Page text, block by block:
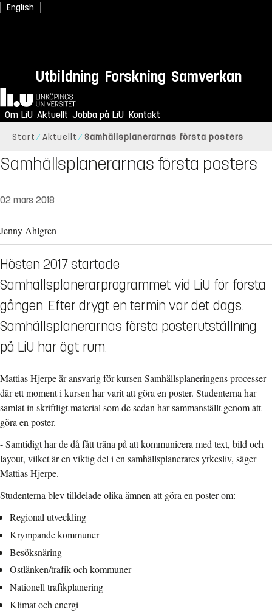
English
Utbildning Forskning Samverkan
Hem
Om LiU Aktuellt Jobba på LiU Kontakt
Start Aktuellt Samhällsplanerarnas första posters
Samhällsplanerarnas första posters
02 mars 2018
Jenny Ahlgren
Hösten 2017 startade
Samhällsplanerarprogrammet vid LiU för första
gången. Efter drygt en termin var det dags.
Samhällsplanerarnas första posterutställning
på LiU har ägt rum.
Mattias Hjerpe är ansvarig för kursen Samhällsplaneringens processer
där ett moment i kursen har varit att göra en poster. Studenterna har
samlat in skriftligt material som de sedan har sammanställt genom att
göra en poster.
- Samtidigt har de då fått träna på att kommunicera med text, bild och
layout, vilket är en viktig del i en samhällsplanerares yrkesliv, säger
Mattias Hjerpe.
Studenterna blev tilldelade olika ämnen att göra en poster om:
Regional utveckling
Krympande kommuner
Besöksnäring
Ostlänken/trafik och kommuner
Nationell trafikplanering
Klimat och energi